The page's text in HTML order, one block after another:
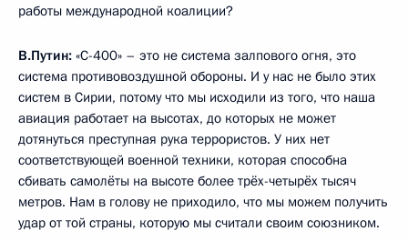
работы международной коалиции?
В.Путин: «С-400» – это не система залпового огня, это
система противовоздушной обороны. И у нас не было этих
систем в Сирии, потому что мы исходили из того, что наша
авиация работает на высотах, до которых не может
дотянуться преступная рука террористов. У них нет
соответствующей военной техники, которая способна
сбивать самолёты на высоте более трёх-четырёх тысяч
метров. Нам в голову не приходило, что мы можем получить
удар от той страны, которую мы считали своим союзником.